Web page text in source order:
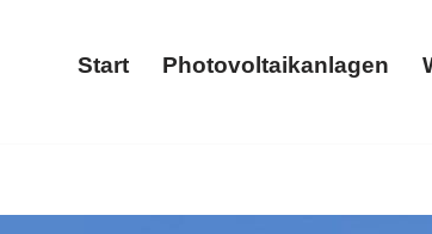
Start Photovoltaikanlagen